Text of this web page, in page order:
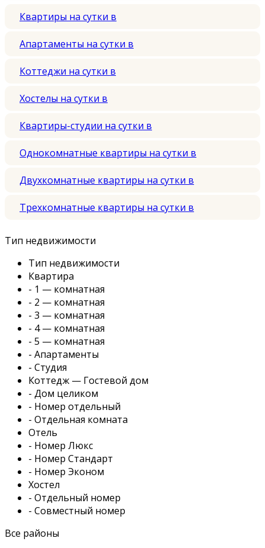
Квартиры на сутки в
Апартаменты на сутки в
Коттеджи на сутки в
Хостелы на сутки в
Квартиры-студии на сутки в
Однокомнатные квартиры на сутки в
Двухкомнатные квартиры на сутки в
Трехкомнатные квартиры на сутки в
Тип недвижимости
Тип недвижимости
Квартира
- 1 — комнатная
- 2 — комнатная
- 3 — комнатная
- 4 — комнатная
- 5 — комнатная
- Апартаменты
- Студия
Коттедж — Гостевой дом
- Дом целиком
- Номер отдельный
- Отдельная комната
Отель
- Номер Люкс
- Номер Стандарт
- Номер Эконом
Хостел
- Отдельный номер
- Совместный номер
Все районы